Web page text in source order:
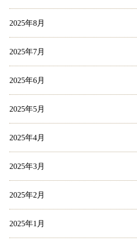
2025年8月
2025年7月
2025年6月
2025年5月
2025年4月
2025年3月
2025年2月
2025年1月